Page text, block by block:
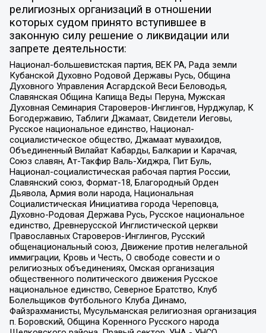
религиозных организаций в отношении
которых судом принято вступившее в
законную силу решение о ликвидации или
запрете деятельности:
Национал-большевистская партия, ВЕК РА, Рада земли
Кубанской Духовно Родовой Державы Русь, Община
Духовного Управления Асгардской Веси Беловодья,
Славянская Община Капища Веды Перуна, Мужская
Духовная Семинария Староверов-Инглингов, Нурджулар, К
Богодержавию, Таблиги Джамаат, Свидетели Иеговы,
Русское национальное единство, Национал-
социалистическое общество, Джамаат мувахидов,
Объединенный Вилайат Кабарды, Балкарии и Карачая,
Союз славян, Ат-Такфир Валь-Хиджра, Пит Буль,
Национал-социалистическая рабочая партия России,
Славянский союз, Формат-18, Благородный Орден
Дьявола, Армия воли народа, Национальная
Социалистическая Инициатива города Череповца,
Духовно-Родовая Держава Русь, Русское национальное
единство, Древнерусской Инглистической церкви
Православных Староверов-Инглингов, Русский
общенациональный союз, Движение против нелегальной
иммиграции, Кровь и Честь, О свободе совести и о
религиозных объединениях, Омская организация
общественного политического движения Русское
национальное единство, Северное Братство, Клуб
Болельщиков Футбольного Клуба Динамо,
Файзрахманисты, Мусульманская религиозная организация
п. Боровский, Община Коренного Русского народа